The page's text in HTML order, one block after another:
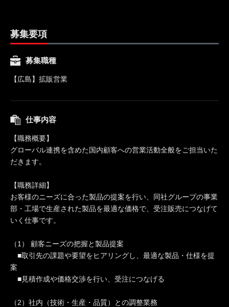
募集要項
募集職種
【広島】拡販営業
仕事内容
【職務概要】
グローバル連携を含めた国内顧客への営業活動全般をご担当いた
だきます。
【職務詳細】
お客様のニーズに合った製品の提案を行い、同社グループの事業
部・工場で生産された製品を最適な価格で、受注販売につなげて
いく仕事です。
（1） 顧客ニーズの把握と製品提案
■取引先の課題や要望をヒアリングし、最適な製品・仕様を提
案
■見積作成や価格交渉を行い、受注につなげる
（2）社内（技術・生産・品質）との調整業務